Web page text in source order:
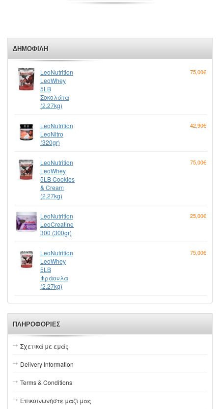
ΔΗΜΟΦΙΛΉ
LeoNutrition
LeoWhey
5LB
Σοκολάτα
(2.27kg)
75,00€
LeoNutrition
LeoNitro
(320gr)
42,90€
LeoNutrition
LeoWhey
5LB Cookies
& Cream
(2.27kg)
75,00€
LeoNutrition
LeoCreatine
300 (300gr)
25,00€
LeoNutrition
LeoWhey
5LB
Φράουλα
(2.27kg)
75,00€
ΠΛΗΡΟΦΟΡΊΕΣ
Σχετικά με εμάς
Delivery Information
Terms & Conditions
Επικοινωνήστε μαζί μας